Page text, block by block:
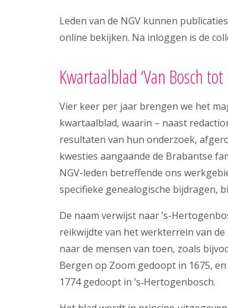
Leden van de NGV kunnen
online bekijken. Na inloggen is de
Kwartaalblad ‘Van Bosch tot
Vier keer per jaar brengen we het
kwartaalblad, waarin – naast
resultaten van hun onderzoek,
kwesties aangaande de Brabantse
NGV-leden betreffende ons
specifieke genealogische bijdragen,
De naam verwijst naar ’s-
reikwijdte van het werkterrein van
naar de mensen van toen, zoals
Bergen op Zoom gedoopt in 1675,
1774 gedoopt in ’s‑Hertogenbosch.